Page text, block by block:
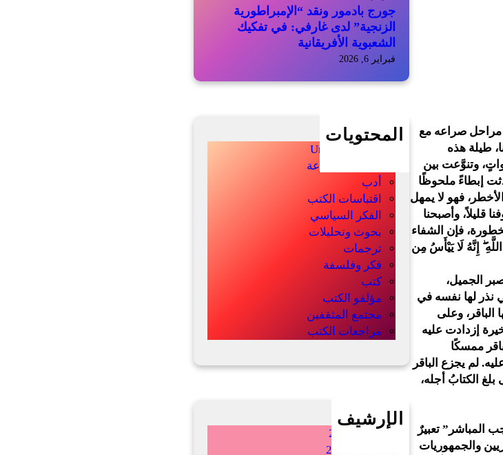
مراحل صراعه مع
طيلة هذه
وتنوَّعت بين
إبطاءً ملحوظًا
فهو لا يمهل
قليلاً، وأصبحنا
فإن الشفاء
إِنَّهُ لَا يَيْأَسُ مِن
الجميل،
نذر لها نفسه في
الباقر، وعلى
إزدادت عليه
ممسكًا
لم يجزع الباقر
الكتابُ أجله،
المباشر” تعبيرٌ
والجمهوريات
جورج بادمور ونقد “الإمبراطورية
الزنجية” لدى غارفي: في تفكيك
الشعبوية الأفريقانية
فبراير 6, 2026
المحتويات
Uncategorized
أخبار الموسوعة
أدب
اقتباسات الكتب
الفكر السياسي
بحوث وتحليلات
ترجمات
فكر وفلسفة
كتب
مؤلفو الكتب
مجتمع المثقفين
مراجعات الكتب
الإرشيف
أبريل 2026